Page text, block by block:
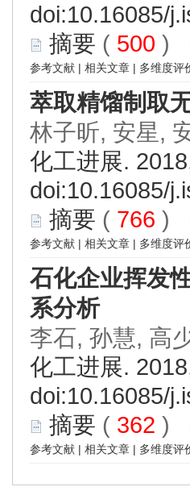
doi:10.16085/
摘要 ( 500 )
参考文献 | 相关文章 | 多维度评
萃取精馏制取
林子昕, 安星,
化工进展.
doi:10.16085/
摘要 ( 766 )
参考文献 | 相关文章 | 多维度评
石化企业挥发
系分析
李石, 孙慧, 高
化工进展.
doi:10.16085/
摘要 ( 362 )
参考文献 | 相关文章 | 多维度评